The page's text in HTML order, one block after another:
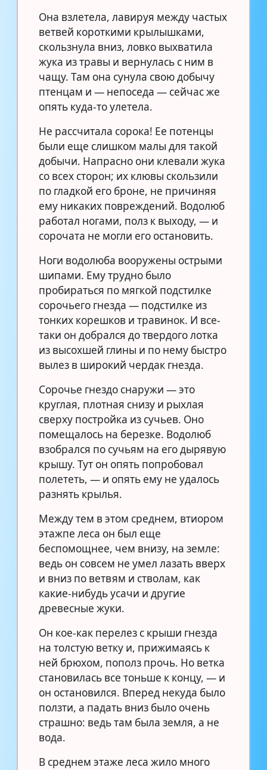
Она взлетела, лавируя между частых
ветвей короткими крылышками,
скользнула вниз, ловко выхватила
жука из травы и вернулась с ним в
чащу. Там она сунула свою добычу
птенцам и — непоседа — сейчас же
опять куда-то улетела.
Не рассчитала сорока! Ее потенцы
были еще слишком малы для такой
добычи. Напрасно они клевали жука
со всех сторон; их клювы скользили
по гладкой его броне, не причиняя
ему никаких повреждений. Водолюб
работал ногами, полз к выходу, — и
сорочата не могли его остановить.
Ноги водолюба вооружены острыми
шипами. Ему трудно было
пробираться по мягкой подстилке
сорочьего гнезда — подстилке из
тонких корешков и травинок. И все-
таки он добрался до твердого лотка
из высохшей глины и по нему быстро
вылез в широкий чердак гнезда.
Сорочье гнездо снаружи — это
круглая, плотная снизу и рыхлая
сверху постройка из сучьев. Оно
помещалось на березке. Водолюб
взобрался по сучьям на его дырявую
крышу. Тут он опять попробовал
полететь, — и опять ему не удалось
разнять крылья.
Между тем в этом среднем, втиором
этажпе леса он был еще
беспомощнее, чем внизу, на земле:
ведь он совсем не умел лазать вверх
и вниз по ветвям и стволам, как
какие-нибудь усачи и другие
древесные жуки.
Он кое-как перелез с крыши гнезда
на толстую ветку и, прижимаясь к
ней брюхом, пополз прочь. Но ветка
становилась все тоньше к концу, — и
он остановился. Вперед некуда было
ползти, а падать вниз было очень
страшно: ведь там была земля, а не
вода.
В среднем этаже леса жило много